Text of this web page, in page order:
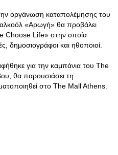
οργάνωση καταπολέμησης του
αλκοόλ «Αρωγή» θα προβάλει
Chοose Life» στην οποία
δημοσιογράφοι και ηθοποιοί.
για την καμπάνια του The
θα παρουσιάσει τη
στο The Mall Athens.